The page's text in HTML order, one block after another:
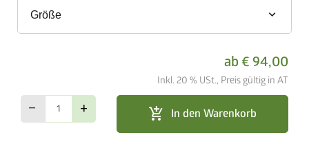
Größe keyboard_arrow_down
ab € 94,00
Inkl. 20 % USt., Preis gültig in AT
remove add add_shopping_cart In den Warenkorb